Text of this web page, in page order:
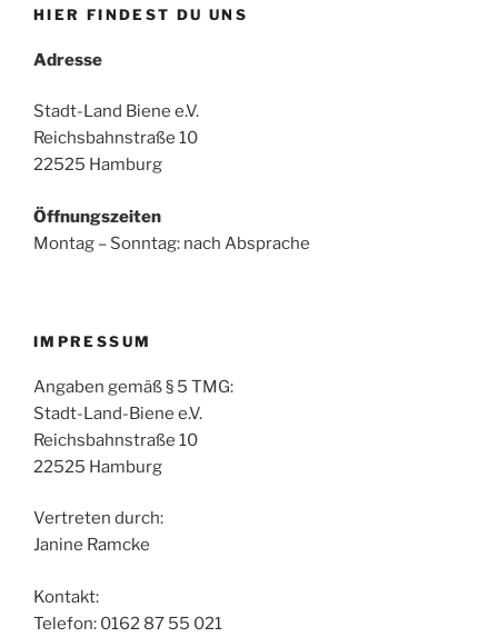
HIER FINDEST DU UNS
Adresse
Stadt-Land Biene e.V.
Reichsbahnstraße 10
22525 Hamburg
Öffnungszeiten
Montag – Sonntag: nach Absprache
IMPRESSUM
Angaben gemäß § 5 TMG:
Stadt-Land-Biene e.V.
Reichsbahnstraße 10
22525 Hamburg
Vertreten durch:
Janine Ramcke
Kontakt:
Telefon: 0162 87 55 021